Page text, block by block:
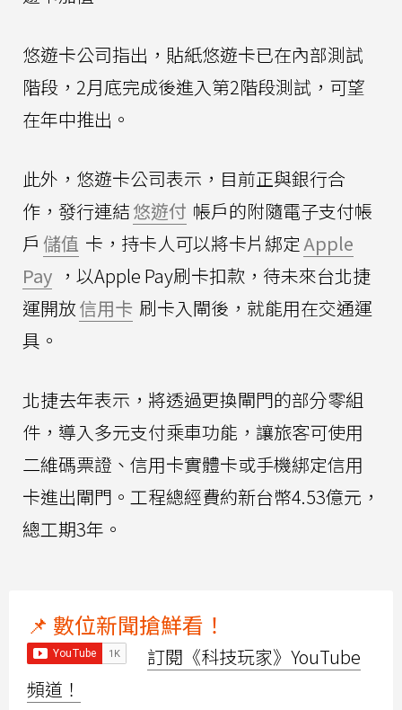
悠遊卡公司指出，貼紙悠遊卡已在內部測試
階段，2月底完成後進入第2階段測試，可望
在年中推出。
此外，悠遊卡公司表示，目前正與銀行合
作，發行連結悠遊付 帳戶的附隨電子支付帳
戶 儲值 卡，持卡人可以將卡片綁定 Apple
Pay ，以Apple Pay刷卡扣款，待未來台北捷
運開放信用卡 刷卡入閘後，就能用在交通運
具。
北捷去年表示，將透過更換閘門的部分零組
件，導入多元支付乘車功能，讓旅客可使用
二維碼票證、信用卡實體卡或手機綁定信用
卡進出閘門。工程總經費約新台幣4.53億元，
總工期3年。
📌 數位新聞搶鮮看！
訂閱《科技玩家》YouTube
頻道！